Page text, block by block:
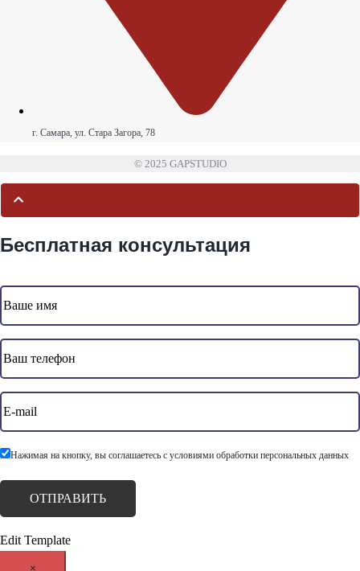
г. Самара, ул. Стара Загора, 78
© 2025 GAPSTUDIO
Бесплатная консультация
Нажимая на кнопку, вы соглашаетесь с условиями обработки персональных данных
Edit Template
×